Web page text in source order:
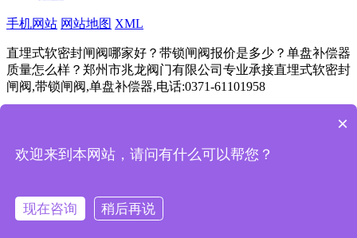
手机网站 网站地图 XML
直埋式软密封闸阀哪家好？带锁闸阀报价是多少？单盘补偿器
质量怎么样？郑州市兆龙阀门有限公司专业承接直埋式软密封
闸阀,带锁闸阀,单盘补偿器,电话:0371-61101958
成都 杭州 重庆 武汉 苏州 西安 天津 南京 长沙
新闻资讯
返回首页
×
欢迎来到本网站，请问有什么可以帮您？
现在咨询 稍后再说